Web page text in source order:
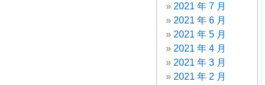
2021 年 7 月
2021 年 6 月
2021 年 5 月
2021 年 4 月
2021 年 3 月
2021 年 2 月